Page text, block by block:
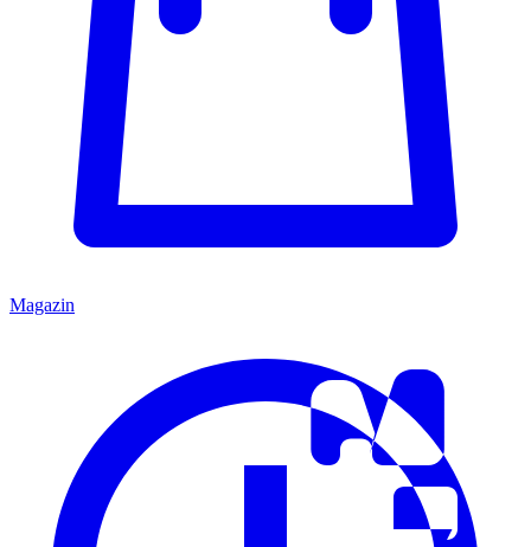
Magazin